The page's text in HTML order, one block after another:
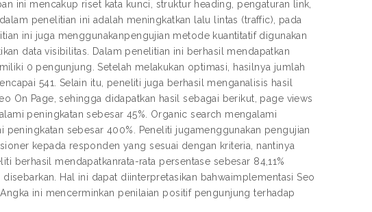
ini mencakup riset kata kunci, struktur heading, pengaturan link,
penelitian ini adalah meningkatkan lalu lintas (traffic), pada
ini juga menggunakanpengujian metode kuantitatif digunakan
data visibilitas. Dalam penelitian ini berhasil mendapatkan
0 pengunjung. Setelah melakukan optimasi, hasilnya jumlah
541. Selain itu, peneliti juga berhasil menganalisis hasil
On Page, sehingga didapatkan hasil sebagai berikut, page views
peningkatan sebesar 45%. Organic search mengalami
sebesar 400%. Peneliti jugamenggunakan pengujian
kepada responden yang sesuai dengan kriteria, nantinya
berhasil mendapatkanrata-rata persentase sebesar 84,11%
Hal ini dapat diinterpretasikan bahwaimplementasi Seo
ini mencerminkan penilaian positif pengunjung terhadap